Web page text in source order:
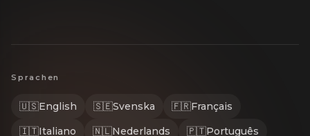
Sprachen
🇺🇸English 🇸🇪Svenska 🇫🇷Français
🇮🇹Italiano 🇳🇱Nederlands 🇵🇹Português